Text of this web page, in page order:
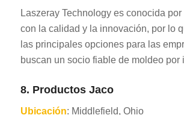
Laszeray Technology es conocida
con la calidad y la innovación, por lo
las principales opciones para las
buscan un socio fiable de moldeo por
8. Productos Jaco
Ubicación: Middlefield, Ohio